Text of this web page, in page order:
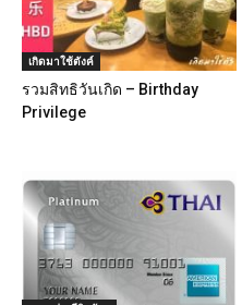
เกิดมาใช้ตังค์
รวมสิทธิวันเกิด – Birthday
Privilege